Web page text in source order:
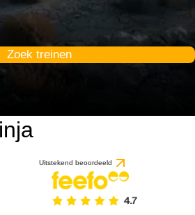
Zoek treinen
Uitstekend beoordeeld